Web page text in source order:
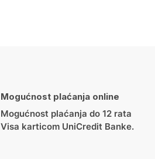
Mogućnost plaćanja online
Mogućnost plaćanja do 12 rata
Visa karticom UniCredit Banke.